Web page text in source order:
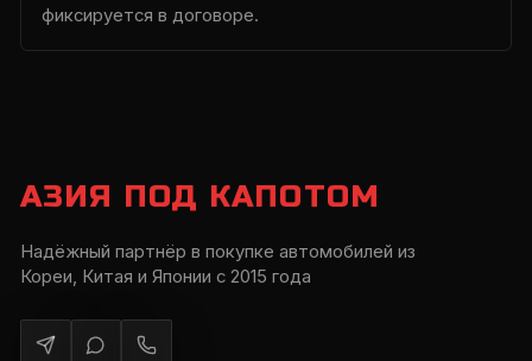
фиксируется в договоре.
АЗИЯ ПОД КАПОТОМ
Надёжный партнёр в покупке автомобилей из
Кореи, Китая и Японии с 2015 года